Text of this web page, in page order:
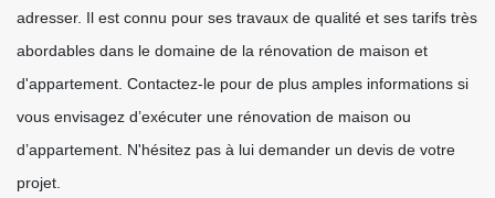
adresser. Il est connu pour ses travaux de qualité et ses tarifs très
abordables dans le domaine de la rénovation de maison et
d'appartement. Contactez-le pour de plus amples informations si
vous envisagez d’exécuter une rénovation de maison ou
d’appartement. N'hésitez pas à lui demander un devis de votre
projet.